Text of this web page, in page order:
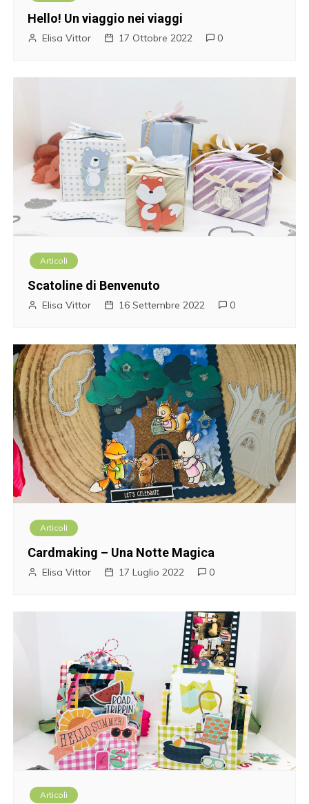
Hello! Un viaggio nei viaggi
Elisa Vittor 17 Ottobre 2022 0
Articoli
Scatoline di Benvenuto
Elisa Vittor 16 Settembre 2022 0
Articoli
Cardmaking – Una Notte Magica
Elisa Vittor 17 Luglio 2022 0
Articoli